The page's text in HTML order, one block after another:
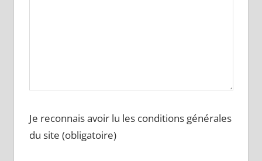
Je reconnais avoir lu les conditions générales
du site (obligatoire)